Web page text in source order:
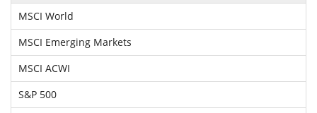
MSCI World
MSCI Emerging Markets
MSCI ACWI
S&P 500